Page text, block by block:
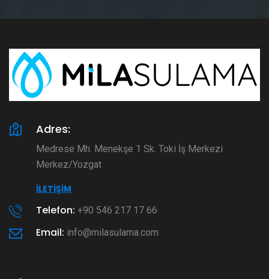
Adres:
Medrese Mh. Menekşe 1 Sk. Toki İş Merkezi
Merkez/Yozgat
İLETIŞIM
Telefon: +90 546 217 17 66
Email: info@milasulama.com